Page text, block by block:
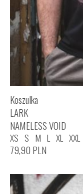
Koszulka
LARK
NAMELESS VOID
XS S M L XL XXL
79,90 PLN